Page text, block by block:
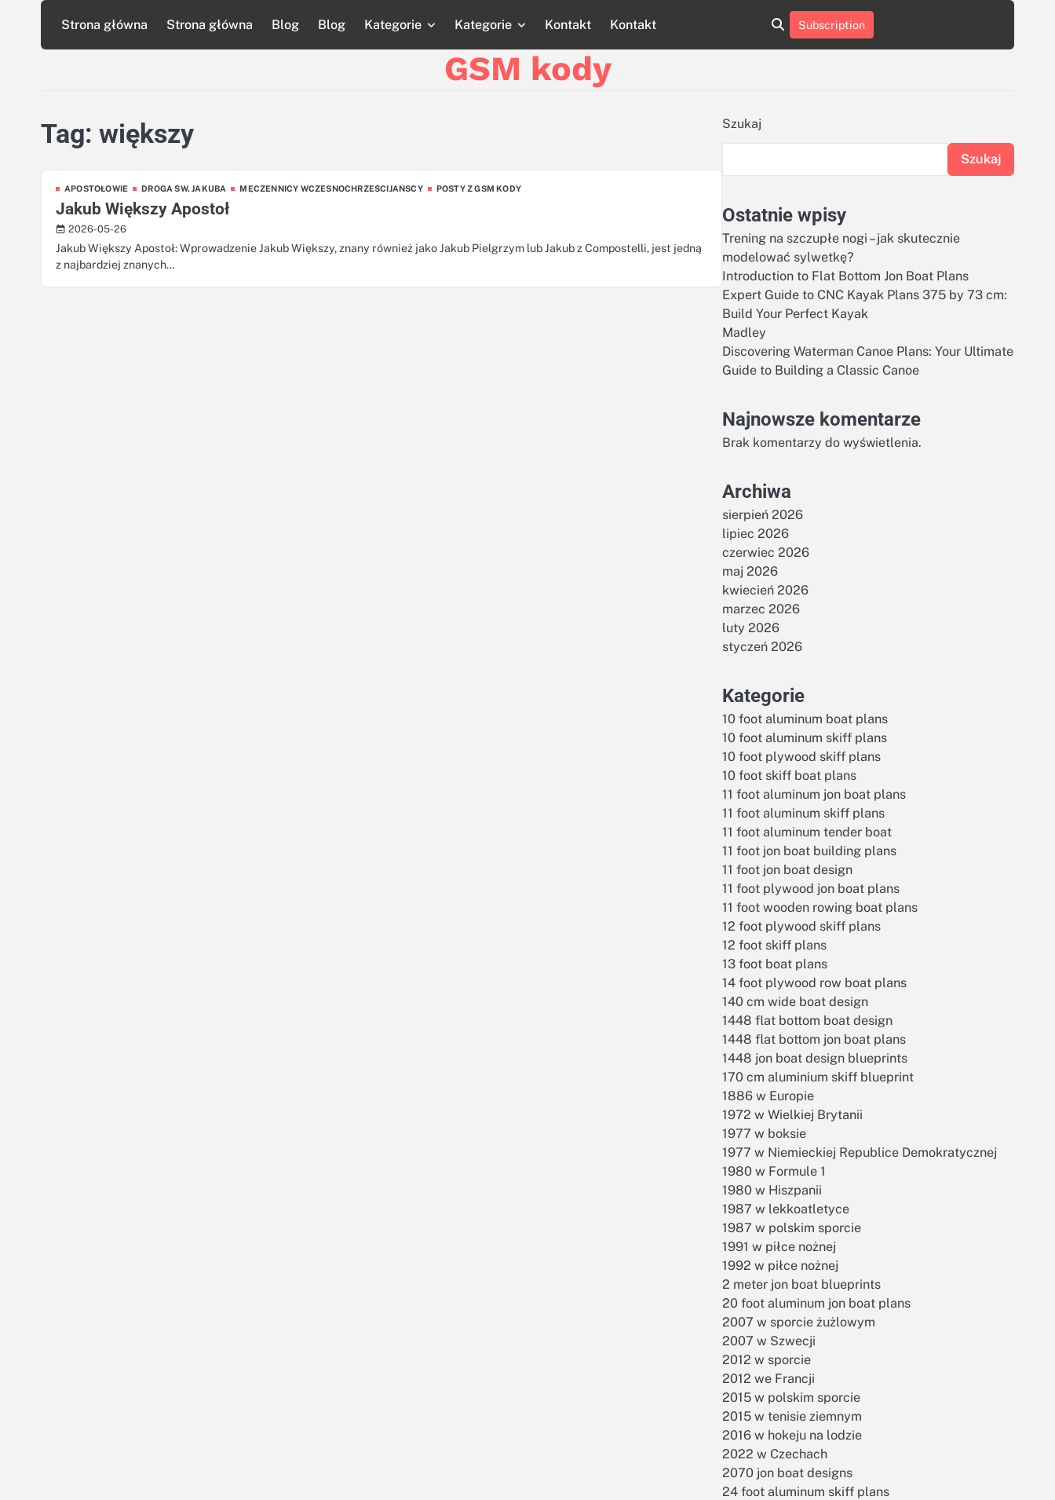
content
Strona główna Strona główna Blog Blog Kategorie Kategorie Kontakt Kontakt
główna
główna
aluminumboatplans.com
aluminumboatplans.com
Kontakt
Kontakt
Subscription
GSM kody
Tag: większy
APOSTOŁOWIE DROGA ŚW. JAKUBA MĘCZENNICY WCZESNOCHRZEŚCIJAŃSCY POSTY Z GSM KODY
Jakub Większy Apostoł
2026-05-26
Jakub Większy Apostoł: Wprowadzenie Jakub Większy, znany również jako Jakub Pielgrzym lub Jakub z Compostelli, jest jedną
z najbardziej znanych…
Szukaj
Szukaj
Ostatnie wpisy
Trening na szczupłe nogi – jak skutecznie
modelować sylwetkę?
Introduction to Flat Bottom Jon Boat Plans
Expert Guide to CNC Kayak Plans 375 by 73 cm:
Build Your Perfect Kayak
Madley
Discovering Waterman Canoe Plans: Your Ultimate
Guide to Building a Classic Canoe
Najnowsze komentarze
Brak komentarzy do wyświetlenia.
Archiwa
sierpień 2026
lipiec 2026
czerwiec 2026
maj 2026
kwiecień 2026
marzec 2026
luty 2026
styczeń 2026
Kategorie
10 foot aluminum boat plans
10 foot aluminum skiff plans
10 foot plywood skiff plans
10 foot skiff boat plans
11 foot aluminum jon boat plans
11 foot aluminum skiff plans
11 foot aluminum tender boat
11 foot jon boat building plans
11 foot jon boat design
11 foot plywood jon boat plans
11 foot wooden rowing boat plans
12 foot plywood skiff plans
12 foot skiff plans
13 foot boat plans
14 foot plywood row boat plans
140 cm wide boat design
1448 flat bottom boat design
1448 flat bottom jon boat plans
1448 jon boat design blueprints
170 cm aluminium skiff blueprint
1886 w Europie
1972 w Wielkiej Brytanii
1977 w boksie
1977 w Niemieckiej Republice Demokratycznej
1980 w Formule 1
1980 w Hiszpanii
1987 w lekkoatletyce
1987 w polskim sporcie
1991 w piłce nożnej
1992 w piłce nożnej
2 meter jon boat blueprints
20 foot aluminum jon boat plans
2007 w sporcie żużlowym
2007 w Szwecji
2012 w sporcie
2012 we Francji
2015 w polskim sporcie
2015 w tenisie ziemnym
2016 w hokeju na lodzie
2022 w Czechach
2070 jon boat designs
24 foot aluminum skiff plans